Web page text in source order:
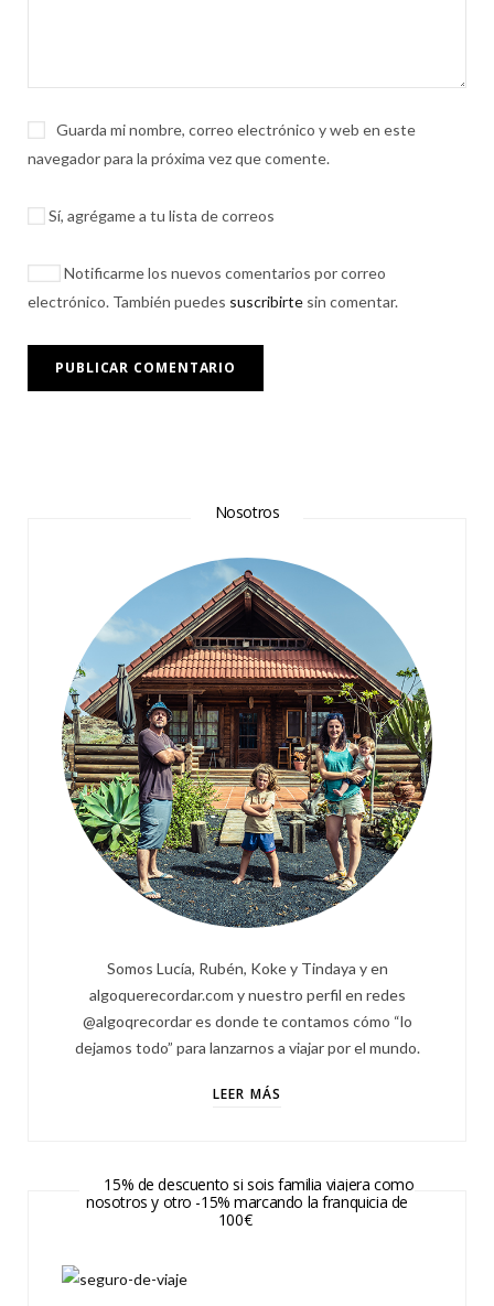
Guarda mi nombre, correo electrónico y web en este
navegador para la próxima vez que comente.
Sí, agrégame a tu lista de correos
Notificarme los nuevos comentarios por correo
electrónico. También puedes suscribirte sin comentar.
Nosotros
Somos Lucía, Rubén, Koke y Tindaya y en
algoquerecordar.com y nuestro perfil en redes
@algoqrecordar es donde te contamos cómo “lo
dejamos todo” para lanzarnos a viajar por el mundo.
LEER MÁS
15% de descuento si sois familia viajera como
nosotros y otro -15% marcando la franquicia de
100€